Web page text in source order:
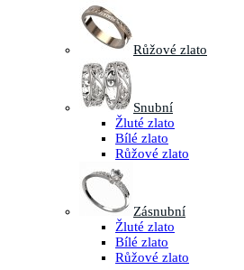
Růžové zlato
Snubní
Žluté zlato
Bílé zlato
Růžové zlato
Zásnubní
Žluté zlato
Bílé zlato
Růžové zlato